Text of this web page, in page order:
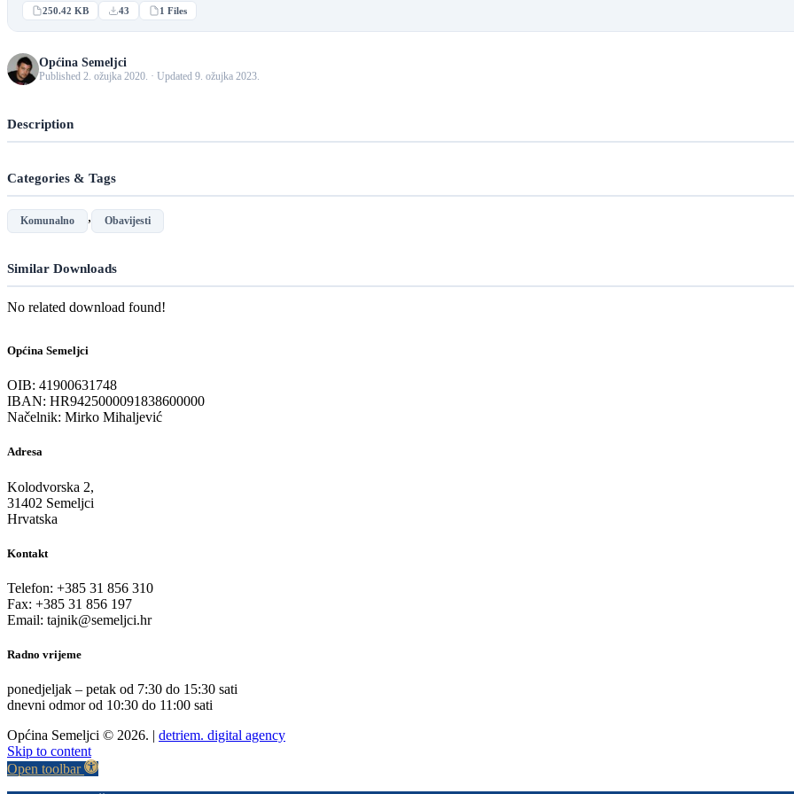
250.42 KB 43 1 Files
Općina Semeljci
Published 2. ožujka 2020. · Updated 9. ožujka 2023.
Description
Categories & Tags
Komunalno , Obavijesti
Similar Downloads
No related download found!
Općina Semeljci
OIB: 41900631748
IBAN: HR9425000091838600000
Načelnik: Mirko Mihaljević
Adresa
Kolodvorska 2,
31402 Semeljci
Hrvatska
Kontakt
Telefon: +385 31 856 310
Fax: +385 31 856 197
Email: tajnik@semeljci.hr
Radno vrijeme
ponedjeljak – petak od 7:30 do 15:30 sati
dnevni odmor od 10:30 do 11:00 sati
Općina Semeljci © 2026. | detriem. digital agency
Skip to content
Open toolbar